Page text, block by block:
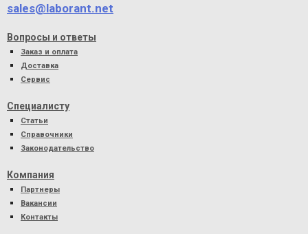
sales@laborant.net
Вопросы и ответы
Заказ и оплата
Доставка
Сервис
Специалисту
Статьи
Справочники
Законодательство
Компания
Партнеры
Вакансии
Контакты